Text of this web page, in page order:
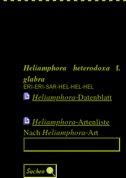
Heliamphora heterodoxa f.
glabra
ERI-ERI-SAR-HEL-HEL-HEL
Heliamphora-Datenblatt
Heliamphora-Artenliste
NachHeliamphora-Art